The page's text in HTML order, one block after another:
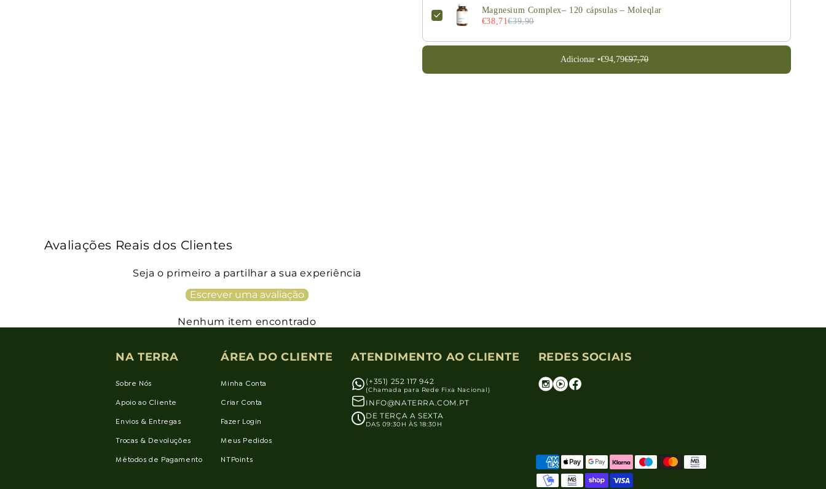
Magnesium Complex– 120 cápsulas – Moleqlar
€38,71€39,90
Adicionar •€94,79€97,70
Avaliações Reais dos Clientes
Seja o primeiro a partilhar a sua experiência
Escrever uma avaliação
Nenhum item encontrado
NA TERRA
Sobre Nós
Apoio ao Cliente
Envios & Entregas
Trocas & Devoluções
Métodos de Pagamento
ÁREA DO CLIENTE
Minha Conta
Criar Conta
Fazer Login
Meus Pedidos
NTPoints
ATENDIMENTO AO CLIENTE
(+351) 252 117 942
(Chamada para Rede Fixa Nacional)
INFO@NATERRA.COM.PT
DE TERÇA A SEXTA
DAS 09:30H ÀS 18:30H
REDES SOCIAIS